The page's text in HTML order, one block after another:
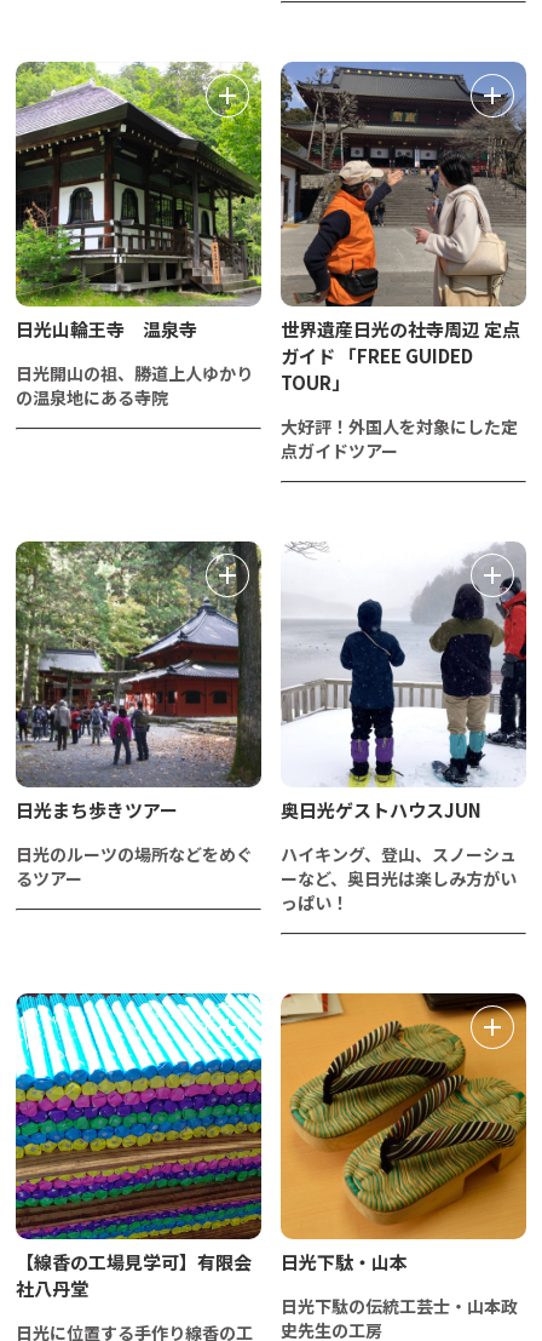
日光山輪王寺 温泉寺
日光開山の祖、勝道上人ゆかり
の温泉地にある寺院
世界遺産日光の社寺周辺 定点
ガイド 「FREE GUIDED
TOUR」
大好評！外国人を対象にした定
点ガイドツアー
日光まち歩きツアー
日光のルーツの場所などをめぐ
るツアー
奥日光ゲストハウスJUN
ハイキング、登山、スノーシュ
ーなど、奥日光は楽しみ方がい
っぱい！
【線香の工場見学可】有限会
社八丹堂
日光に位置する手作り線香の工
日光下駄・山本
日光下駄の伝統工芸士・山本政
史先生の工房